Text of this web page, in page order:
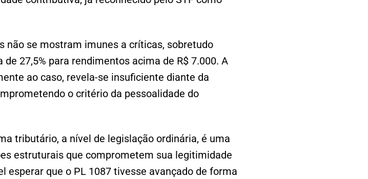
não se mostram imunes a críticas, sobretudo
27,5% para rendimentos acima de R$ 7.000. A
ao caso, revela-se insuficiente diante da
o critério da pessoalidade do
tributário, a nível de legislação ordinária, é uma
estruturais que comprometem sua legitimidade
esperar que o PL 1087 tivesse avançado de forma